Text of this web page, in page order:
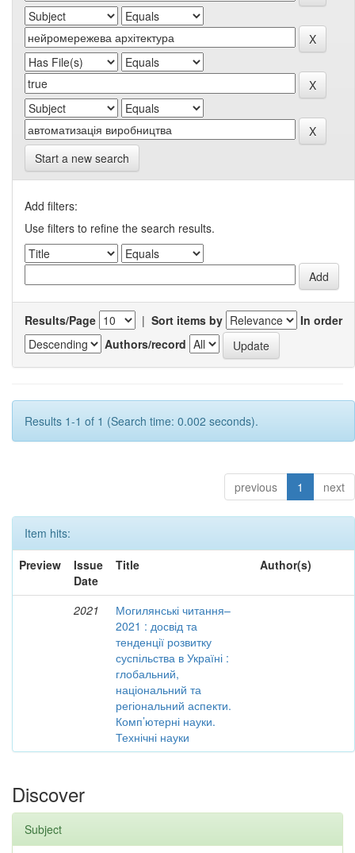
Start a new search
Add filters:
Use filters to refine the search results.
Results/Page | Sort items by
In order
Authors/record
Results 1-1 of 1 (Search time: 0.002 seconds).
previous 1 next
Item hits:
Preview
Issue
Date
Title Author(s)
2021
Могилянські читання–
2021 : досвід та
тенденції розвитку
суспільства в Україні :
глобальний,
національний та
регіональний аспекти.
Комп’ютерні науки.
Технічні науки
Discover
Subject